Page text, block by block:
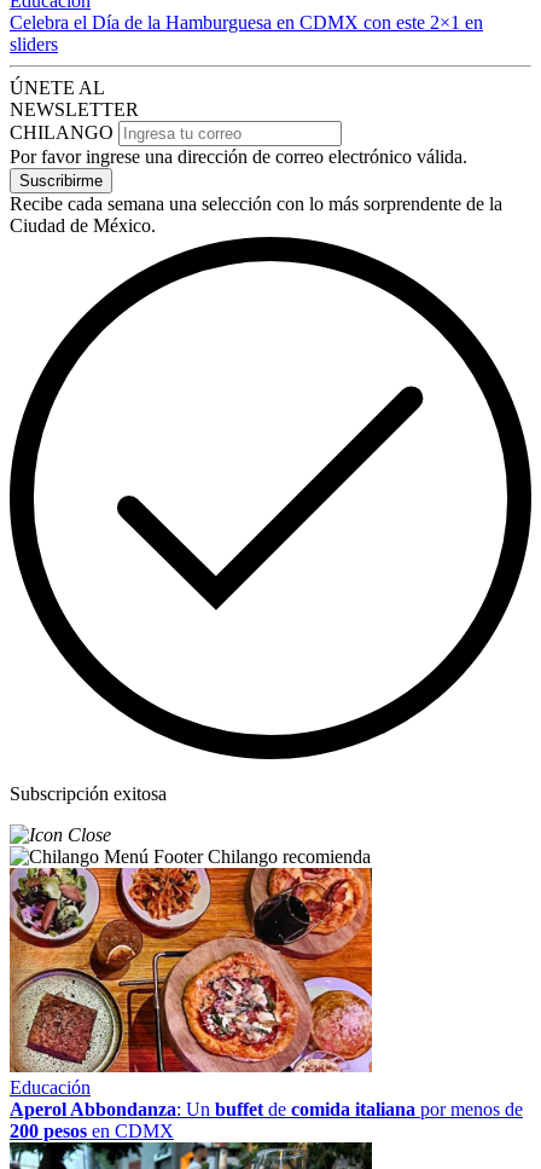
Celebra el Día de la Hamburguesa en CDMX con este 2×1 en
sliders
ÚNETE AL
NEWSLETTER
CHILANGO
Por favor ingrese una dirección de correo electrónico válida.
Suscribirme
Recibe cada semana una selección con lo más sorprendente de la
Ciudad de México.
Subscripción exitosa
Chilango recomienda
Educación
Aperol Abbondanza: Un buffet de comida italiana por menos de
200 pesos en CDMX